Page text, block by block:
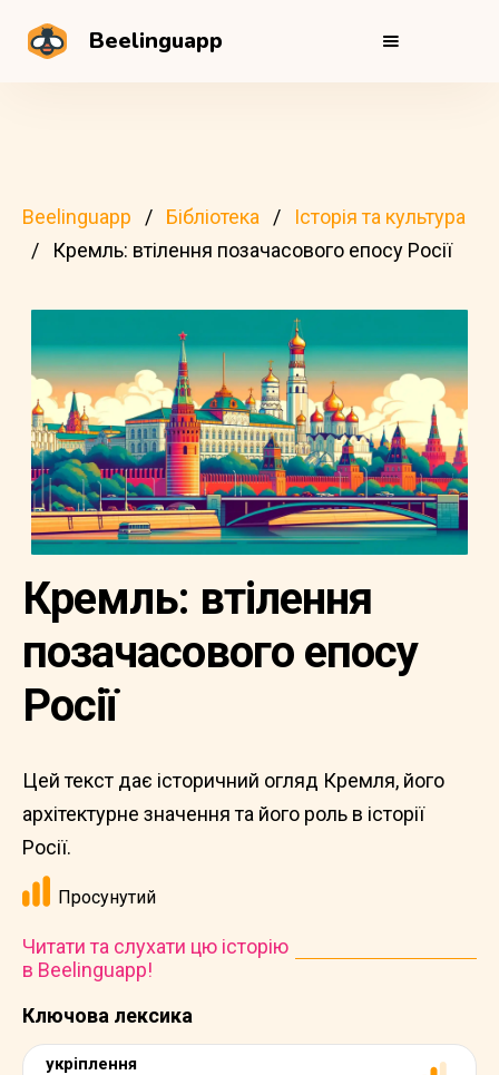
Beelinguapp
Beelinguapp Бібліотека
Історія та культура
Кремль: втілення позачасового епосу Росії
Ключова лексика
укріплення
Кремль: втілення
позачасового епосу
Росії
Цей текст дає історичний огляд Кремля, його
архітектурне значення та його роль в історії
Росії.
Просунутий
Читати та слухати цю історію
в Beelinguapp!